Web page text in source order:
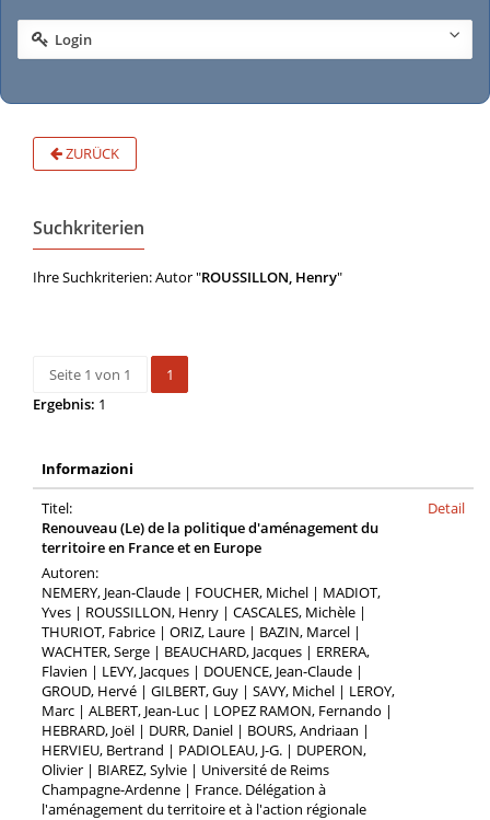
Login
ZURÜCK
Suchkriterien
Ihre Suchkriterien: Autor "ROUSSILLON, Henry"
Seite 1 von 1
1
Ergebnis: 1
Informazioni
Titel:
Renouveau (Le) de la politique d'aménagement du
territoire en France et en Europe
Autoren:
NEMERY, Jean-Claude | FOUCHER, Michel | MADIOT,
Yves | ROUSSILLON, Henry | CASCALES, Michèle |
THURIOT, Fabrice | ORIZ, Laure | BAZIN, Marcel |
WACHTER, Serge | BEAUCHARD, Jacques | ERRERA,
Flavien | LEVY, Jacques | DOUENCE, Jean-Claude |
GROUD, Hervé | GILBERT, Guy | SAVY, Michel | LEROY,
Marc | ALBERT, Jean-Luc | LOPEZ RAMON, Fernando |
HEBRARD, Joël | DURR, Daniel | BOURS, Andriaan |
HERVIEU, Bertrand | PADIOLEAU, J-G. | DUPERON,
Olivier | BIAREZ, Sylvie | Université de Reims
Champagne-Ardenne | France. Délégation à
l'aménagement du territoire et à l'action régionale
Detail